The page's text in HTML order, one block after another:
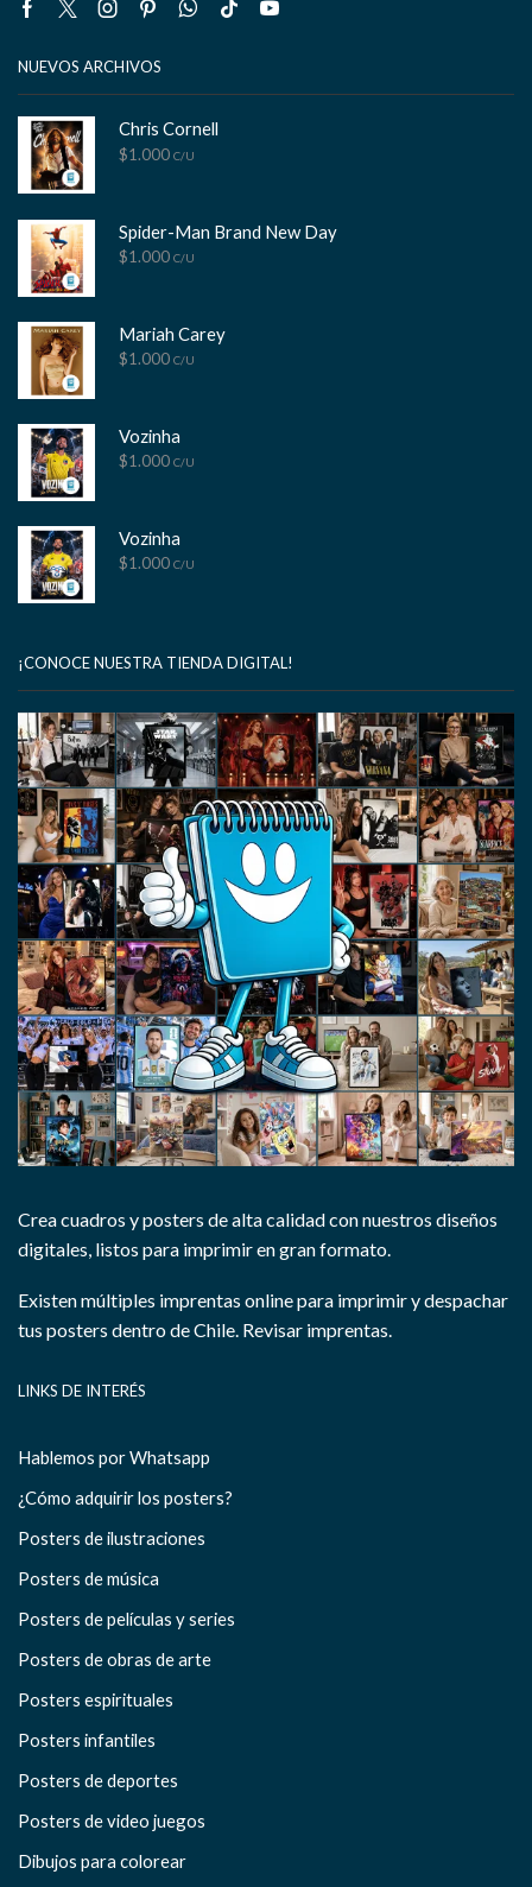
Facebook
TwitterInstagram
PinterestWhatsapp
Tik- Youtube
NUEVOS ARCHIVOS
Chris Cornell
$1.000 C/U
Spider-Man Brand New Day
$1.000 C/U
Mariah Carey
$1.000 C/U
Vozinha
$1.000 C/U
Vozinha
$1.000 C/U
¡CONOCE NUESTRA TIENDA DIGITAL!
Crea cuadros y posters de alta calidad con nuestros diseños
digitales, listos para imprimir en gran formato.
Existen múltiples imprentas online para imprimir y despachar
tus posters dentro de Chile. Revisar imprentas.
LINKS DE INTERÉS
Hablemos por Whatsapp
¿Cómo adquirir los posters?
Posters de ilustraciones
Posters de música
Posters de películas y series
Posters de obras de arte
Posters espirituales
Posters infantiles
Posters de deportes
Posters de video juegos
Dibujos para colorear